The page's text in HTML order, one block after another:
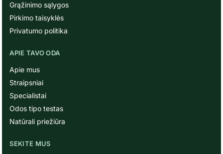
Grąžinimo sąlygos
Pirkimo taisyklės
Privatumo politika
APIE TAVO ODA
Apie mus
Straipsniai
Specialistai
Odos tipo testas
Natūrali priežiūra
SEKITE MUS